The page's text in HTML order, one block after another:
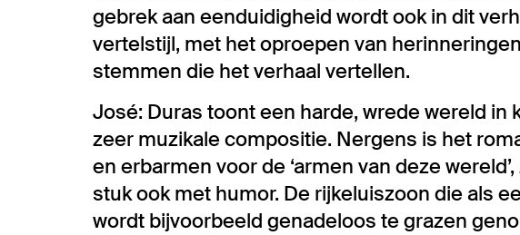
gebrek aan eenduidigheid wordt ook in dit
vertelstijl, met het oproepen van
stemmen die het verhaal vertellen.
José: Duras toont een harde, wrede wereld in
zeer muzikale compositie. Nergens is het
en erbarmen voor de ‘armen van deze
stuk ook met humor. De rijkeluiszoon die als
wordt bijvoorbeeld genadeloos te grazen